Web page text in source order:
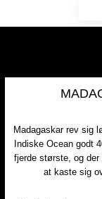
Madagaskar rev sig
Indiske Ocean godt
fjerde største, og der
at kaste sig